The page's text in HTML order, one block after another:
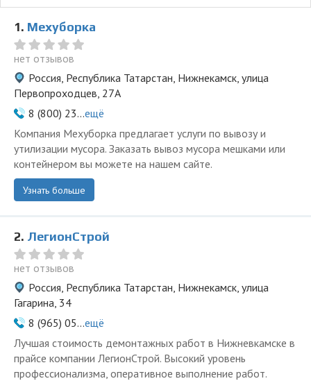
1. Мехуборка
нет отзывов
Россия, Республика Татарстан, Нижнекамск, улица
Первопроходцев, 27А
8 (800) 23...ещё
Компания Мехуборка предлагает услуги по вывозу и
утилизации мусора. Заказать вывоз мусора мешками или
контейнером вы можете на нашем сайте.
Узнать больше
2. ЛегионСтрой
нет отзывов
Россия, Республика Татарстан, Нижнекамск, улица
Гагарина, 34
8 (965) 05...ещё
Лучшая стоимость демонтажных работ в Нижневкамске в
прайсе компании ЛегионСтрой. Высокий уровень
профессионализма, оперативное выполнение работ.